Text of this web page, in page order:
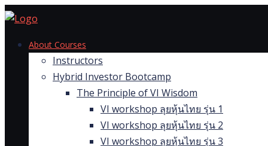
Skip
contentAbout Courses
Instructors
Hybrid Investor Bootcamp
The Principle of VI Wisdom
VI workshop ลุยหุ้นไทย รุ่น 1
VI workshop ลุยหุ้นไทย รุ่น 2
VI workshop ลุยหุ้นไทย รุ่น 3